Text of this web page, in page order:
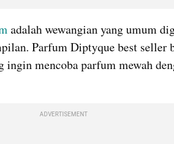
adalah wewangian yang umum
Parfum Diptyque best seller
mencoba parfum mewah
ADVERTISEMENT